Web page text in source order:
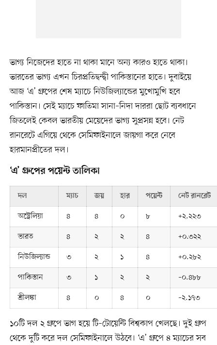
ভাগ্য নিজেদের হাতে না থাকা মানে অন্য কারও হাতে থাকা।
ভারতের ভাগ্য এখন চিরপ্রতিদ্বন্দ্বী পাকিস্তানের হাতে। দুবাইয়ে
আজ ‘এ’ গ্রুপের শেষ ম্যাচে নিউজিল্যান্ডের মুখোমুখি হবে
পাকিস্তান। সেই ম্যাচে ফাতিমা সানা–নিদা দাররা ছোট ব্যবধানে
জিতলেই কেবল ভারতীয় মেয়েদের ভাগ্য সুপ্রসন্ন হবে। নেট
রানরেটে এগিয়ে থেকে সেমিফাইনালে জায়গা করে নেবে
হারমানপ্রীতের দল।
‘এ’ গ্রুপের পয়েন্ট তালিকা
দল ম্যাচ জয় হার পয়েন্ট নেট রানরেট
অস্ট্রেলিয়া ৪ ৪ ০ ৮
‍+২.২২৩
ভারত
৪ ২ ২ ৪
‍+০.৩২২
নিউজিল্যান্ড
৩ ২ ১ ৪
‍+০.২৮২
পাকিস্তান
৩ ১ ২ ২
‍–০.৪৮৮
শ্রীলঙ্কা
৪ ০ ৪ ০ –২.১৭৩
১০টি দল ২ গ্রুপে ভাগ হয়ে টি–টোয়েন্টি বিশ্বকাপ খেলছে। দুই গ্রুপ
থেকে দুটি করে দল সেমিফাইনালে উঠবে। ‘এ’ গ্রুপে ৪ ম্যাচের সব